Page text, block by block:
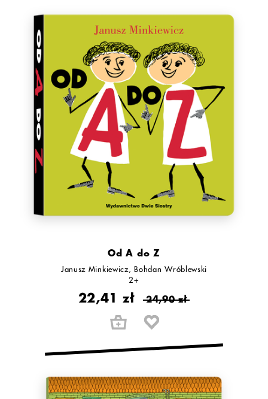
Od A do Z
Janusz Minkiewicz
Bohdan Wróblewski
2+
22,41 zł 24,90 zł